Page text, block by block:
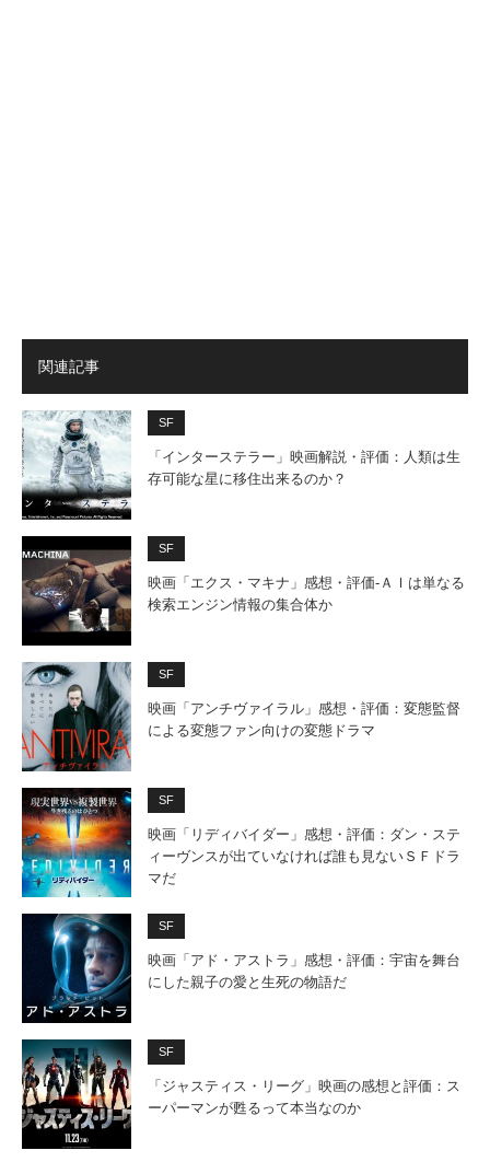
関連記事
SF
「インターステラー」映画解説・評価：人類は生
存可能な星に移住出来るのか？
SF
映画「エクス・マキナ」感想・評価‐ＡＩは単なる
検索エンジン情報の集合体か
SF
映画「アンチヴァイラル」感想・評価：変態監督
による変態ファン向けの変態ドラマ
SF
映画「リディバイダー」感想・評価：ダン・ステ
ィーヴンスが出ていなければ誰も見ないＳＦドラ
マだ
SF
映画「アド・アストラ」感想・評価：宇宙を舞台
にした親子の愛と生死の物語だ
SF
「ジャスティス・リーグ」映画の感想と評価：ス
ーパーマンが甦るって本当なのか